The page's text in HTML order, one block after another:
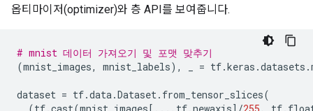
옵티마이저(optimizer)와 층 API를 보여줍니다.
# mnist 데이터 가져오기 및 포맷 맞추기
(mnist_images, mnist_labels), = tf.keras .datasets .
dataset = tf.data.Dataset. from_tensor_slices(